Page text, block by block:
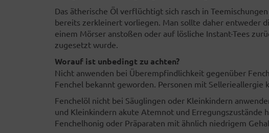
Das ätherische Öl verflüchtigt sich rasch in
bereits zerkleinert vorliegen. Man sollte daher entweder
einem Mörser anstoßen oder auf lösliche Instant-Tees
zugesetzt wurde.
Worauf ist unbedingt zu achten?
Nicht anwenden bei Überempfindlichkeit gegenüber
Fenchel bekannt geworden. Personen mit Sellerieallergie
Fenchelöl nicht bei Säuglingen oder Kleinkindern
und Kleinkindern akute Atemnot und Erregungszustände
Fenchelhonig oder Präparaten mit ähnlich niedrigem